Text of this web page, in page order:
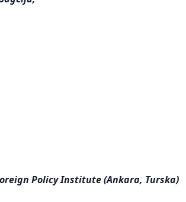
Policy Institute (Ankara, Turska)